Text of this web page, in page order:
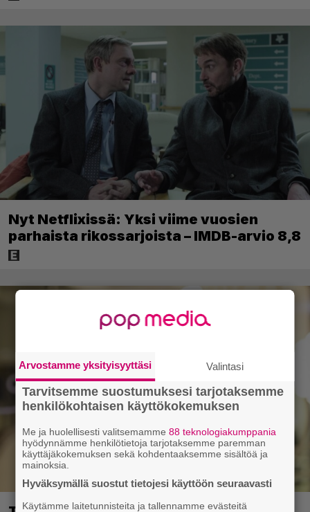
Nyt Netflixissä: Yksi viime vuosien
parhaista rikossarjoista – IMDB-arvio 8,8
Arvostamme yksityisyyttäsi Valintasi
Tarvitsemme suostumuksesi tarjotaksemme
henkilökohtaisen käyttökokemuksen
Me ja huolellisesti valitsemamme88 teknologiakumppania
hyödynnämme henkilötietoja tarjotaksemme paremman
käyttäjäkokemuksen sekä kohdentaaksemme sisältöä ja
mainoksia.
Hyväksymällä suostut tietojesi käyttöön seuraavasti
Käytämme laitetunnisteita ja tallennamme evästeitä